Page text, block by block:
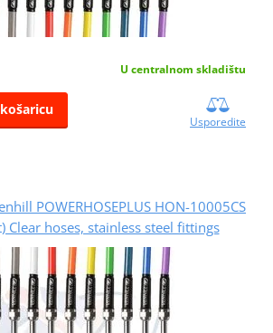
U centralnom skladištu
Usporedite
POWERHOSEPLUS HON-10005CS
Clear hoses, stainless steel fittings